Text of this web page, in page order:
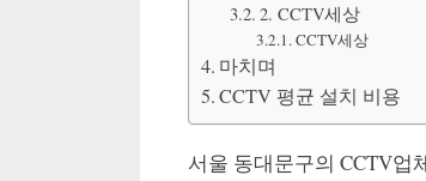
2. CCTV세상
CCTV세상
마치며
CCTV 평균 설치 비용
서울 동대문구의 CCTV업